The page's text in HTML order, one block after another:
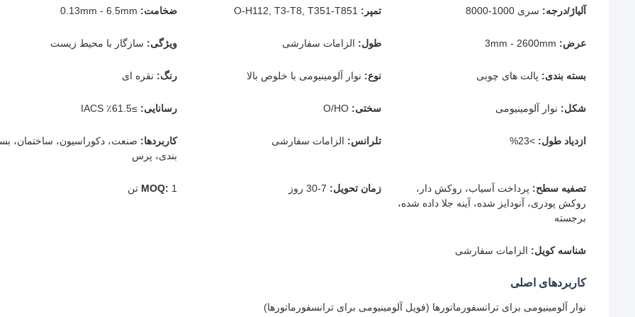
آلیاژ/درجه: سری 1000-8000 تمپر: ضخامت:
عرض: طول: الزامات سفارشی ویژگی: سازگار با محیط زیست
بسته بندی: پالت های چوبی نوع: نوار آلومینیومی با خلوص بالا رنگ: نقره ای
شکل: نوار آلومینیومی سختی: رسانایی: ≥61.5٪ IACS
ازدیاد طول: >23% تلرانس: الزامات سفارشی کاربردها: صنعت، دکوراسیون، ساختمان،
بندی، پرس
تصفیه سطح: پرداخت آسیاب، روکش دار،
روکش پودری، آنودایز شده، آینه جلا داده شده،
برجسته
زمان تحویل: MOQ: 1 تن
شناسه کویل: الزامات سفارشی
کاربردهای اصلی
نوار آلومینیومی برای ترانسفورماتورها (فویل آلومینیومی برای ترانسفورماتورها)